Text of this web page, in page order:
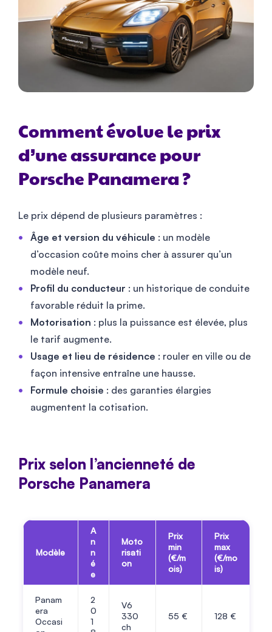
Comment évolue le prix
d’une assurance pour
Porsche Panamera ?
Le prix dépend de plusieurs paramètres :
Âge et version du véhicule : un modèle
d’occasion coûte moins cher à assurer qu’un
modèle neuf.
Profil du conducteur : un historique de conduite
favorable réduit la prime.
Motorisation : plus la puissance est élevée, plus
le tarif augmente.
Usage et lieu de résidence : rouler en ville ou de
façon intensive entraîne une hausse.
Formule choisie : des garanties élargies
augmentent la cotisation.
Prix selon l’ancienneté de
Porsche Panamera
Modèle
A
n
n
é
e
Moto
risati
on
Prix
min
(€/m
ois)
Prix
max
(€/mo
is)
Panam
era
Occasi
2
0
1
V6
330
ch
55 € 128 €